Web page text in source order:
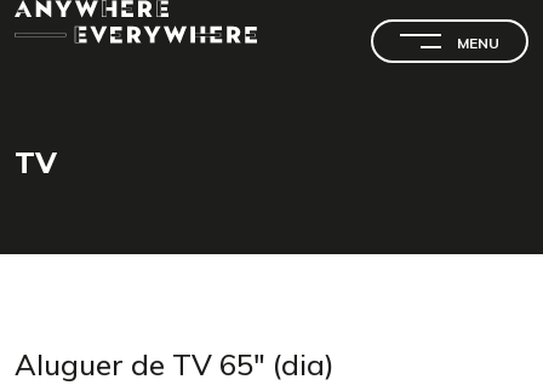
MENU
SEARCH
TV
Aluguer de TV 65" (dia)